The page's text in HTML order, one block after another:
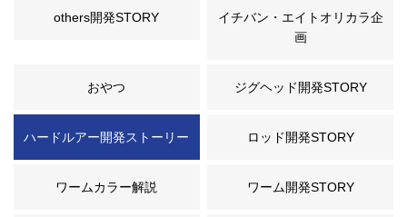
others開発STORY
イチバン・エイトオリカラ企
画
おやつ ジグヘッド開発STORY
ハードルアー開発ストーリー ロッド開発STORY
ワームカラー解説 ワーム開発STORY